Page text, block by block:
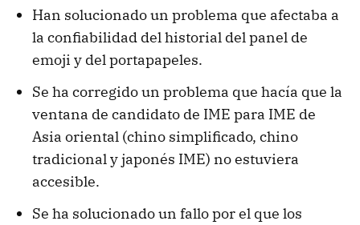
Han solucionado un problema que afectaba a
la confiabilidad del historial del panel de
emoji y del portapapeles.
Se ha corregido un problema que hacía que la
ventana de candidato de IME para IME de
Asia oriental (chino simplificado, chino
tradicional y japonés IME) no estuviera
accesible.
Se ha solucionado un fallo por el que los